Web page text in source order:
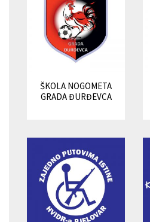
ŠKOLA NOGOMETA
GRADA ĐURĐEVCA